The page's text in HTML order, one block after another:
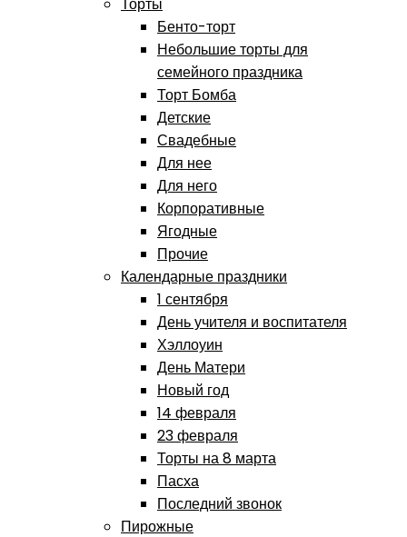
Торты
Бенто-торт
Небольшие торты для
семейного праздника
Торт Бомба
Детские
Свадебные
Для нее
Для него
Корпоративные
Ягодные
Прочие
Календарные праздники
1 сентября
День учителя и воспитателя
Хэллоуин
День Матери
Новый год
14 февраля
23 февраля
Торты на 8 марта
Пасха
Последний звонок
Пирожные